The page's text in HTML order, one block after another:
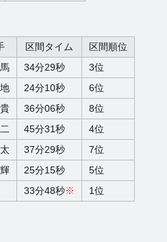
区間タイム
区間順位
34分29秒
3位
24分10秒
6位
36分06秒
8位
45分31秒
4位
37分29秒
7位
25分15秒
5位
33分48秒※ 1位